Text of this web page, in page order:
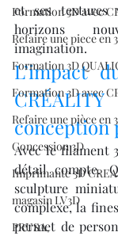
Formation 3D avec
Refaire une piece en
Formation 3D
Formation 3D avec
Refaire une pièce en
Concession 3D
Imprimante 3D
magasin LV3D
PRUSA,
et ses textures
horizons
imagination.
L’impact
conception
Avec le filament
détail compte.
sculpture
complexe, la
permet de